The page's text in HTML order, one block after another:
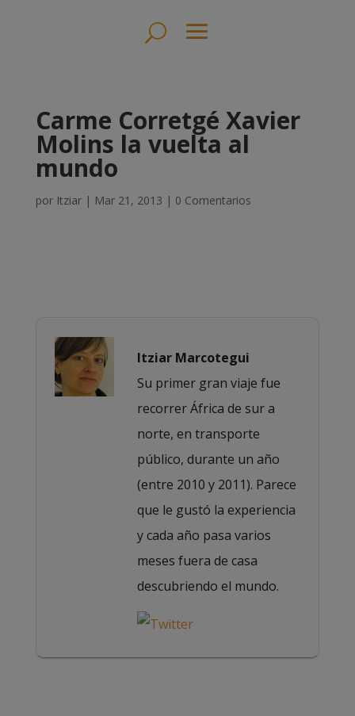
Carme Corretgé Xavier
Molins la vuelta al
mundo
por Itziar| Mar 21, 2013 | 0 Comentarios
Itziar Marcotegui
Su primer gran viaje fue
recorrer África de sur a
norte, en transporte
público, durante un año
(entre 2010 y 2011). Parece
que le gustó la experiencia
y cada año pasa varios
meses fuera de casa
descubriendo el mundo.